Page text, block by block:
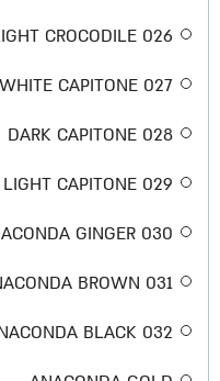
026 LIGHT CROCODILE
027 WHITE CAPITONE
028 DARK CAPITONE
029 LIGHT CAPITONE
030 ANACONDA GINGER
031 ANACONDA BROWN
032 ANACONDA BLACK